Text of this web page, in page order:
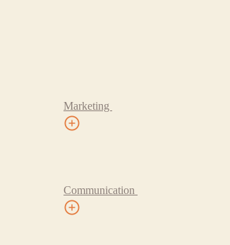
Marketing
Communication